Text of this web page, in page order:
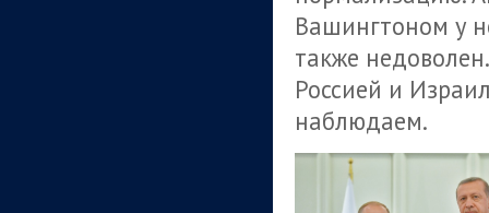
Вашингтоном у
также
Россией и
наблюдаем.